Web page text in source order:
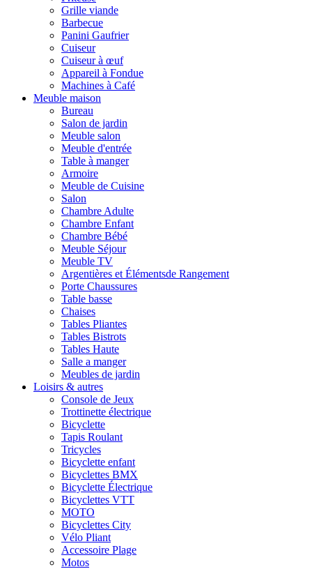
Grille viande
Barbecue
Panini Gaufrier
Cuiseur
Cuiseur à œuf
Appareil à Fondue
Machines à Café
Meuble maison
Bureau
Salon de jardin
Meuble salon
Meuble d'entrée
Table à manger
Armoire
Meuble de Cuisine
Salon
Chambre Adulte
Chambre Enfant
Chambre Bébé
Meuble Séjour
Meuble TV
Argentières et Élémentsde Rangement
Porte Chaussures
Table basse
Chaises
Tables Pliantes
Tables Bistrots
Tables Haute
Salle a manger
Meubles de jardin
Loisirs & autres
Console de Jeux
Trottinette électrique
Bicyclette
Tapis Roulant
Tricycles
Bicyclette enfant
Bicyclettes BMX
Bicyclette Électrique
Bicyclettes VTT
MOTO
Bicyclettes City
Vélo Pliant
Accessoire Plage
Motos